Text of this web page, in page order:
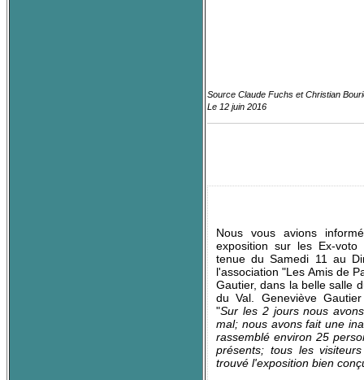
Source Claude Fuchs et Christian
Le 12 juin 2016
Nous vous avions
exposition sur les Ex-
tenue duSamedi 11 au
l'association "Les Amis de
Gautier, dans la belle salle
du Val. Geneviève
"Sur les 2 jours nous
mal; nous avons fait une
rassemblé environ 25
présents; tous les
trouvé l'exposition bien